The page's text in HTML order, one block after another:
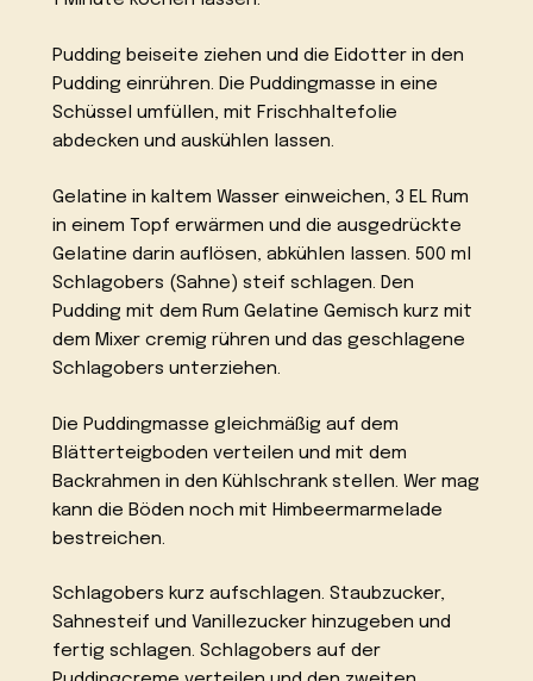
Pudding beiseite ziehen und die Eidotter in den
Pudding einrühren. Die Puddingmasse in eine
Schüssel umfüllen, mit Frischhaltefolie
abdecken und auskühlen lassen.
Gelatine in kaltem Wasser einweichen, 3 EL Rum
in einem Topf erwärmen und die ausgedrückte
Gelatine darin auflösen, abkühlen lassen. 500 ml
Schlagobers (Sahne) steif schlagen. Den
Pudding mit dem Rum Gelatine Gemisch kurz mit
dem Mixer cremig rühren und das geschlagene
Schlagobers unterziehen.
Die Puddingmasse gleichmäßig auf dem
Blätterteigboden verteilen und mit dem
Backrahmen in den Kühlschrank stellen. Wer mag
kann die Böden noch mit Himbeermarmelade
bestreichen.
Schlagobers kurz aufschlagen. Staubzucker,
Sahnesteif und Vanillezucker hinzugeben und
fertig schlagen. Schlagobers auf der